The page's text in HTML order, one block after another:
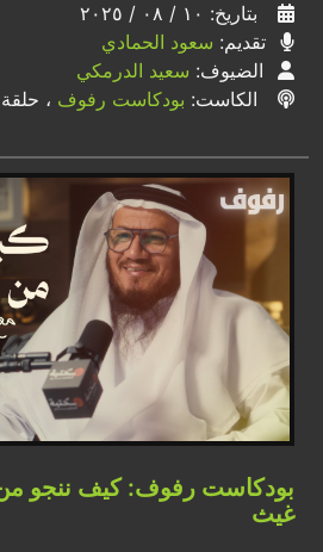
بتاريخ: ١٠ / ٠٨ / ٢٠٢٥
تقديم: سعود الحمادي
الضيوف: سعيد الدرمكي
الكاست: بودكاست رفوف ، حلقة
بودكاست رفوف: كيف ننجو
غيث